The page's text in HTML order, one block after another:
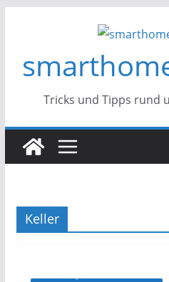
Tricks und Tipps rund
Keller